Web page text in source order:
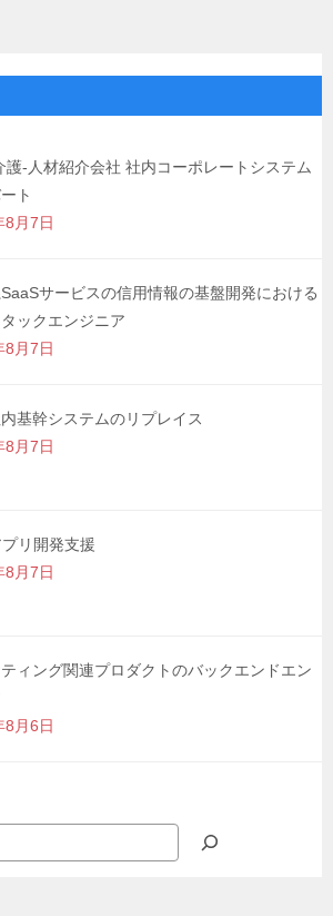
護-人材紹介会社 社内コーポレートシステム
ト
8月7日
サービスの信用情報の基盤開発における
ックエンジニア
8月7日
基幹システムのリプレイス
8月7日
リ開発支援
8月7日
ィング関連プロダクトのバックエンドエン
8月6日